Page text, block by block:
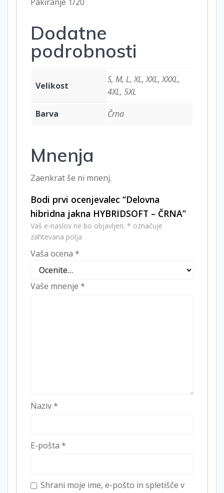
Dodatne
podrobnosti
Velikost
S, M, L, XL, XXL, XXXL,
4XL, 5XL
Barva
Črna
Mnenja
Zaenkrat še ni mnenj.
Bodi prvi ocenjevalec “Delovna
hibridna jakna HYBRIDSOFT – ČRNA”
Vaš e-naslov ne bo objavljen. * označuje
zahtevana polja
Vaša ocena *
Vaše mnenje *
Naziv*
E-pošta *
Shrani moje ime, e-pošto in spletišče v